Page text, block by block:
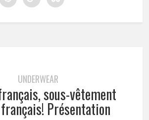
UNDERWEAR
sous-vêtement
Présentation